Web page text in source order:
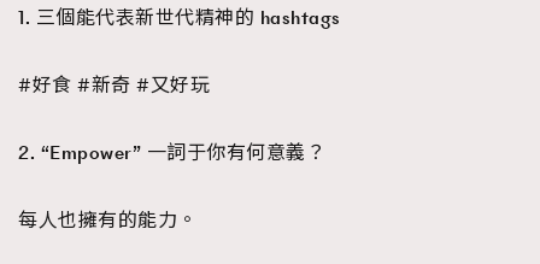
AFrenchMind
DressLikeAParisienne
1. 三個能代表新世代精神的 hashtags
#好食 #新奇 #又好玩
2. “Empower” 一詞于你有何意義？
每人也擁有的能力。